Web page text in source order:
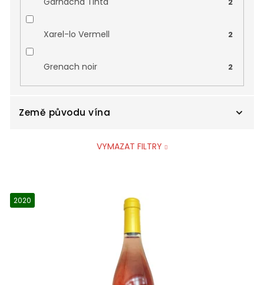
Xarel-lo Vermell 2
Grenach noir 2
Země původu vína
VYMAZAT FILTRY
ý
p
2020